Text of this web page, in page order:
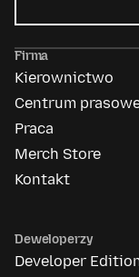
Firma
Kierownictwo
Centrum
Praca
Merch Store
Kontakt
Deweloperzy
Developer